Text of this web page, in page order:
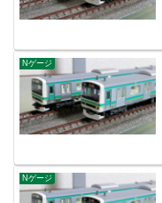
Nゲージ
Nゲージ